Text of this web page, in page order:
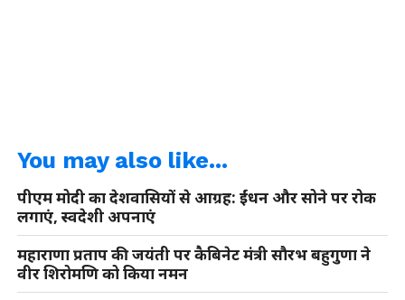
You may also like...
पीएम मोदी का देशवासियों से आग्रह: ईंधन और सोने पर रोक
लगाएं, स्वदेशी अपनाएं
महाराणा प्रताप की जयंती पर कैबिनेट मंत्री सौरभ बहुगुणा ने
वीर शिरोमणि को किया नमन